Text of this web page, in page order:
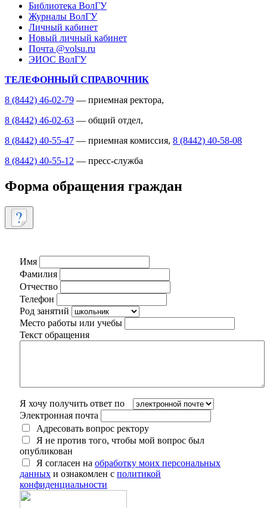
Библиотека ВолГУ
Журналы ВолГУ
Личный кабинет
Новый личный кабинет
Почта @volsu.ru
ЭИОС ВолГУ
ТЕЛЕФОННЫЙ СПРАВОЧНИК
8 (8442) 46-02-79 — приемная ректора,
8 (8442) 46-02-63 — общий отдел,
8 (8442) 40-55-47 — приемная комиссия, 8 (8442) 40-58-08
8 (8442) 40-55-12 — пресс-служба
Форма обращения граждан
Имя
Фамилия
Отчество
Телефон
Род занятий
Место работы или учебы
Текст обращения
Я хочу получить ответ по
Электронная почта
Адресовать вопрос ректору
Я не против того, чтобы мой вопрос был
опубликован
Я согласен на обработку моих персональных
данных и ознакомлен с политикой
конфиденциальности